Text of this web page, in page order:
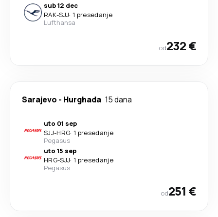
sub 12 dec
RAK-SJJ· 1 presedanje
Lufthansa
od232 €
Sarajevo - Hurghada 15 dana
uto 01 sep
SJJ-HRG· 1 presedanje
Pegasus
uto 15 sep
HRG-SJJ· 1 presedanje
Pegasus
od251 €